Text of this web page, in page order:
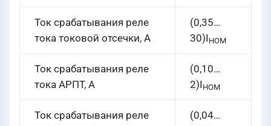
Ток срабатывания реле
тока токовой отсечки, А
(0,35…
30)IНОМ
Ток срабатывания реле
тока АРПТ, А
(0,10…
2)IНОМ
Ток срабатывания реле
(0,04…